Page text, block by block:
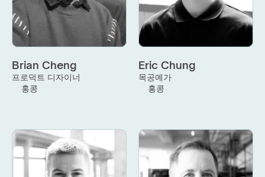
Brian Cheng
프로덕트 디자이너
홍콩
Eric Chung
목공예가
홍콩